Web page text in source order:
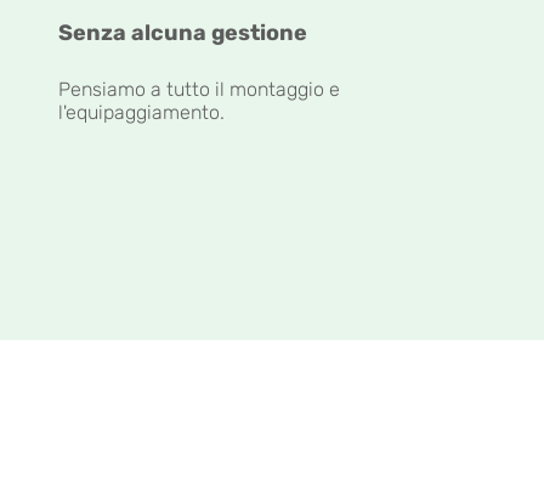
Senza alcuna gestione
Pensiamo a tutto il montaggio e
l'equipaggiamento.